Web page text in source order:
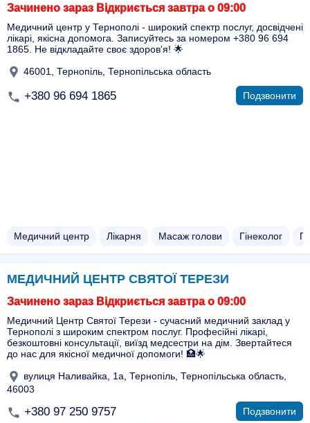
Зачинено зараз Відкриється завтра о 09:00
Медичний центр у Тернополі - широкий спектр послуг, досвідчені
лікарі, якісна допомога. Записуйтесь за номером +380 96 694
1865. Не відкладайте своє здоров'я! 🌟
46001, Тернопіль, Тернопільська область
+380 96 694 1865 Подзвонити
Медичний центр Лікарня Масаж голови Гінеколог
МЕДИЧНИЙ ЦЕНТР СВЯТОЇ ТЕРЕЗИ
Зачинено зараз Відкриється завтра о 09:00
Медичний Центр Святої Терези - сучасний медичний заклад у
Тернополі з широким спектром послуг. Професійні лікарі,
безкоштовні консультації, виїзд медсестри на дім. Звертайтеся
до нас для якісної медичної допомоги! 🏥🌟
вулиця Наливайка, 1а, Тернопіль, Тернопільська область,
46003
+380 97 250 9757 Подзвонити